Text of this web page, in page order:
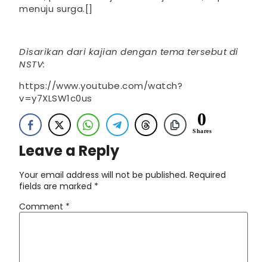
menuju surga.[]
Disarikan dari kajian dengan tema tersebut di
NSTV:
https://www.youtube.com/watch?
v=y7XLSW1c0us
0
Shares
Leave a Reply
Your email address will not be published. Required
fields are marked *
Comment *